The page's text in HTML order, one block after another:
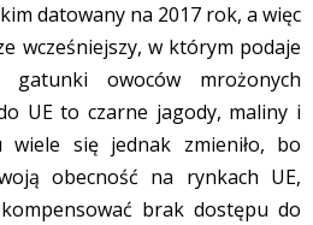
datowany na 2017 rok, a więc
wcześniejszy, w którym podaje
gatunki owoców mrożonych
UE to czarne jagody, maliny i
wiele się jednak zmieniło, bo
obecność na rynkach UE,
brak dostępu do